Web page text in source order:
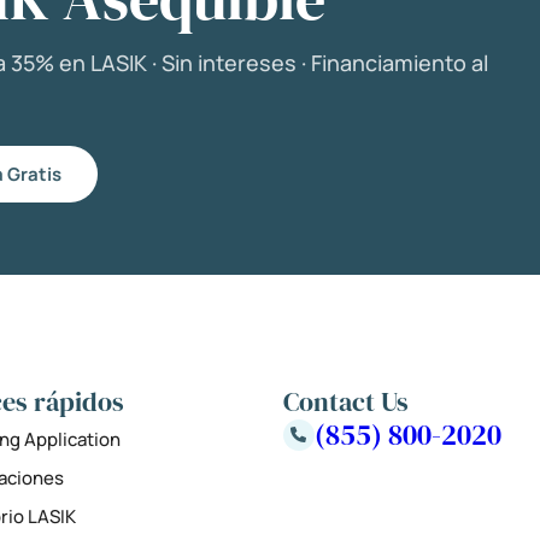
en LASIK · Sin intereses · Financiamiento al
Gratis
rápidos
Application
LASIK
Contact Us
(855) 800-2020